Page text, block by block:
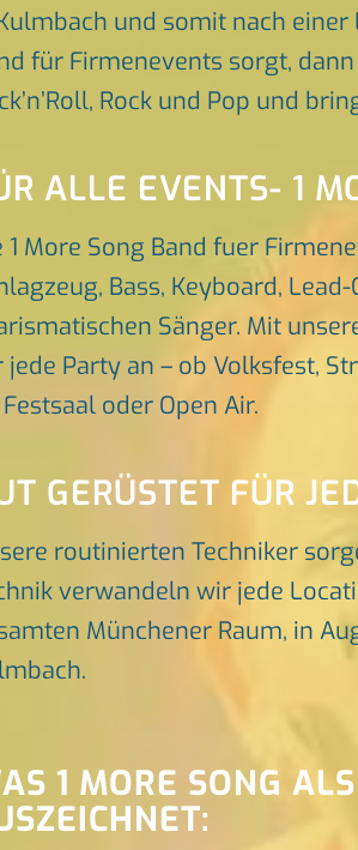
und somit nach
für Firmenevents sorgt,
Rock und Pop und
ALLE EVENTS- 1
1 More Song Band fuer
Bass, Keyboard,
Sänger. Mit
jede Party an – ob Volksfest,
oder Open Air.
GERÜSTET FÜR
routinierten Techniker
verwandeln wir jede
Münchener Raum, in
1 MORE SONG